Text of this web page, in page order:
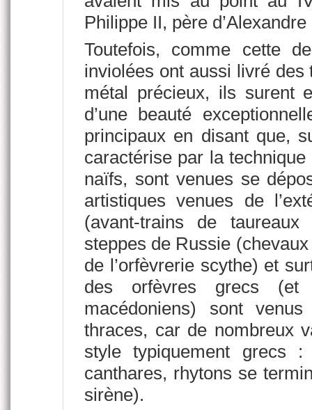
Philippe II, père
Toutefois, comme cette
inviolées ont aussi livré
métal précieux, ils surent
d’une beauté
principaux en disant que,
caractérise par la
naïfs, sont venues se
artistiques venues de
(avant-trains de
steppes de Russie
de l’orfèvrerie scythe) et
des orfèvres grecs (et
macédoniens) sont
thraces, car de nombreux
style typiquement grecs
canthares, rhytons se
sirène).